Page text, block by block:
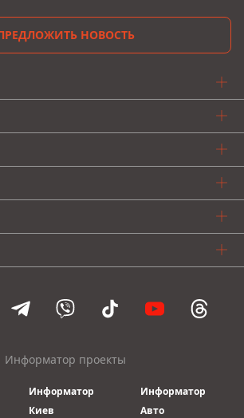
НОВОСТЬ
Информатор проекты
Информатор
Киев
Информатор
Авто